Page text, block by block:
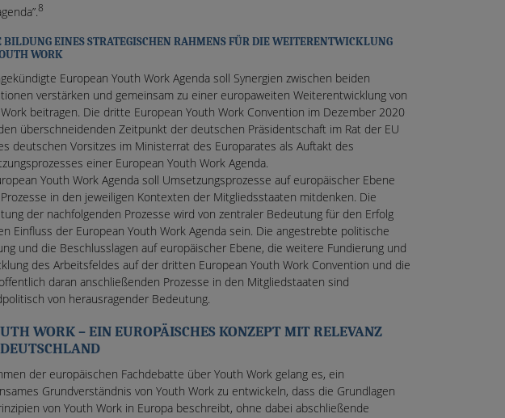
8
BILDUNG EINES STRATEGISCHEN RAHMENS FÜR DIE WEITERENTWICKLUNG
WORK
European Youth Work Agenda soll Synergien zwischen beiden
verstärken und gemeinsam zu einer europaweiten Weiterentwicklung von
beitragen. Die dritte European Youth Work Convention im Dezember 2020
überschneidenden Zeitpunkt der deutschen Präsidentschaft im Rat der EU
deutschen Vorsitzes im Ministerrat des Europarates als Auftakt des
einer European Youth Work Agenda.
Youth Work Agenda soll Umsetzungsprozesse auf europäischer Ebene
in den jeweiligen Kontexten der Mitgliedsstaaten mitdenken. Die
der nachfolgenden Prozesse wird von zentraler Bedeutung für den Erfolg
Einfluss der European Youth Work Agenda sein. Die angestrebte politische
und die Beschlusslagen auf europäischer Ebene, die weitere Fundierung und
des Arbeitsfeldes auf der dritten European Youth Work Convention und die
daran anschließenden Prozesse in den Mitgliedstaaten sind
von herausragender Bedeutung.
WORK – EIN EUROPÄISCHES KONZEPT MIT RELEVANZ
der europäischen Fachdebatte über Youth Work gelang es, ein
Grundverständnis von Youth Work zu entwickeln, dass die Grundlagen
von Youth Work in Europa beschreibt, ohne dabei abschließende